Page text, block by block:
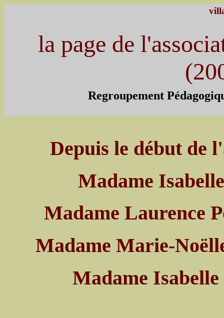
la page de
Regroupement
Depuis le début de
Madame
Madame Laurence
Madame Marie-
Madame